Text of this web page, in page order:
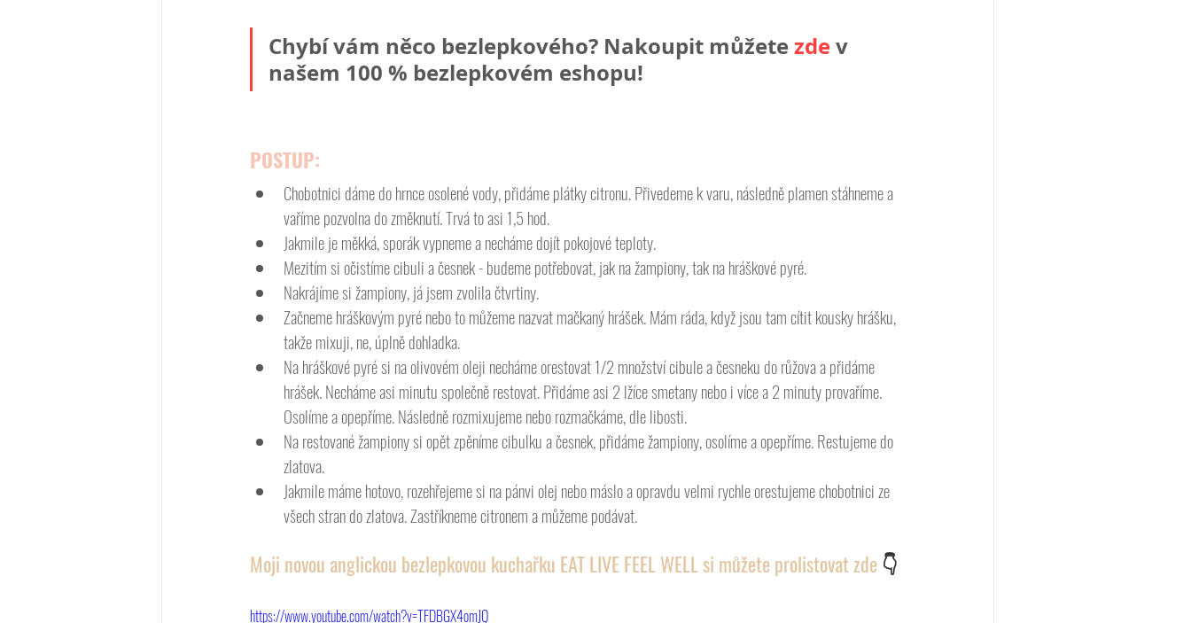
Chybí vám něco bezlepkového? Nakoupit můžete zdev
našem 100 % bezlepkovém eshopu!
POSTUP:
Chobotnici dáme do hrnce osolené vody, přidáme plátky citronu. Přivedeme k varu, následně plamen stáhneme a
vaříme pozvolna do změknutí. Trvá to asi 1,5 hod.
Jakmile je měkká, sporák vypneme a necháme dojít pokojové teploty.
Mezitím si očistíme cibuli a česnek - budeme potřebovat, jak na žampiony, tak na hráškové pyré.
Nakrájíme si žampiony, já jsem zvolila čtvrtiny.
Začneme hráškovým pyré nebo to můžeme nazvat mačkaný hrášek. Mám ráda, když jsou tam cítit kousky hrášku,
takže mixuji, ne, úplně dohladka.
Na hráškové pyré si na olivovém oleji necháme orestovat 1/2 množství cibule a česneku do růžova a přidáme
hrášek. Necháme asi minutu společně restovat. Přidáme asi 2 lžíce smetany nebo i více a 2 minuty provaříme.
Osolíme a opepříme. Následně rozmixujeme nebo rozmačkáme, dle libosti.
Na restované žampiony si opět zpěníme cibulku a česnek, přidáme žampiony, osolíme a opepříme. Restujeme do
zlatova.
Jakmile máme hotovo, rozehřejeme si na pánvi olej nebo máslo a opravdu velmi rychle orestujeme chobotnici ze
všech stran do zlatova. Zastříkneme citronem a můžeme podávat.
Moji novou anglickou bezlepkovou kuchařku EAT LIVE FEEL WELL si můžete prolistovat zde 👇
https://www.youtube.com/watch?v=TFDBGX4omJQ